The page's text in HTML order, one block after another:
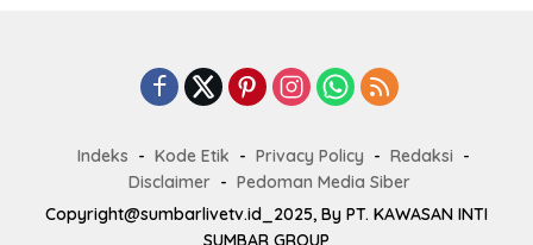
Indeks Kode Etik Privacy Policy
Redaksi
Disclaimer
Pedoman Media Siber
Copyright@sumbarlivetv.id_2025, By PT. KAWASAN INTI
SUMBAR GROUP